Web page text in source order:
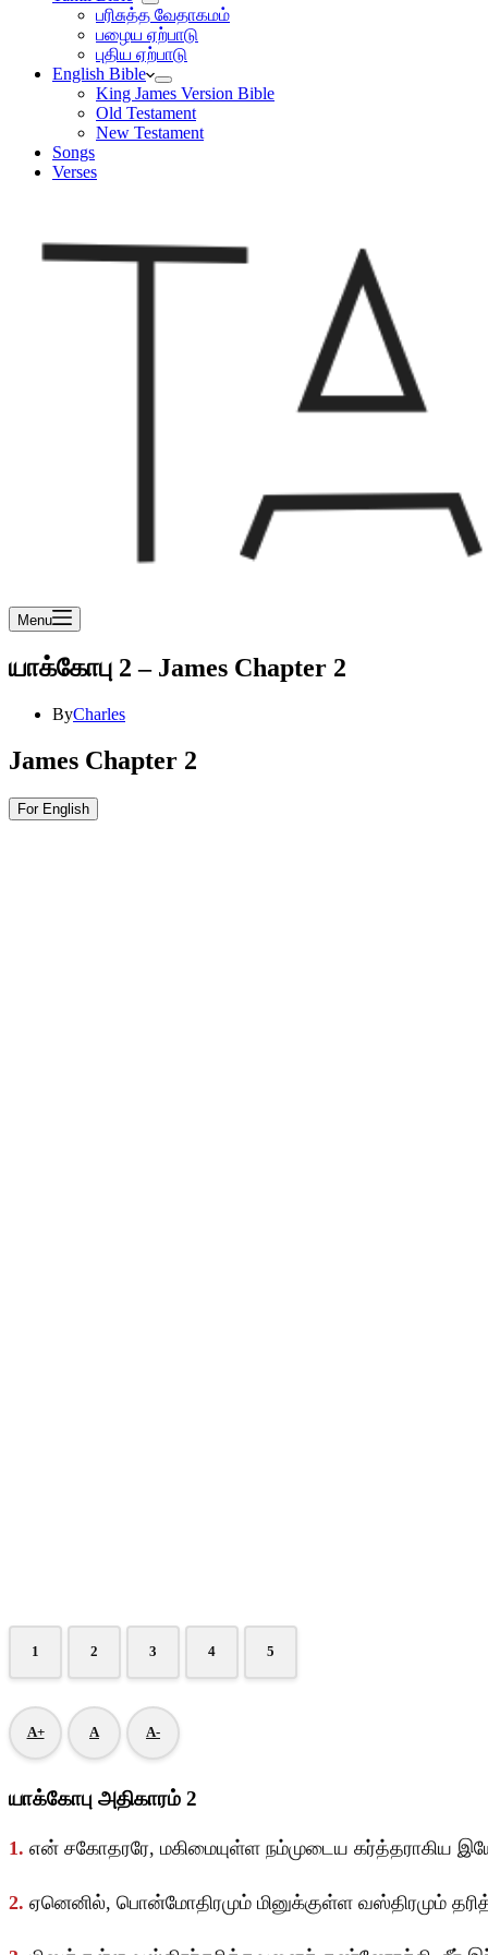
பரிசுத்த வேதாகமம்
பழைய ஏற்பாடு
புதிய ஏற்பாடு
English Bible
King James Version Bible
Old Testament
New Testament
Songs
Verses
Menu
யாக்கோபு 2 – James Chapter 2
ByCharles
James Chapter 2
For English
1 2 3 4 5
A+ A A-
யாக்கோபு அதிகாரம் 2
1. என் சகோதரரே, மகிமையுள்ள நம்முடைய கர்த்தராகிய
2. ஏனெனில், பொன்மோதிரமும் மினுக்குள்ள வஸ்திரமும்